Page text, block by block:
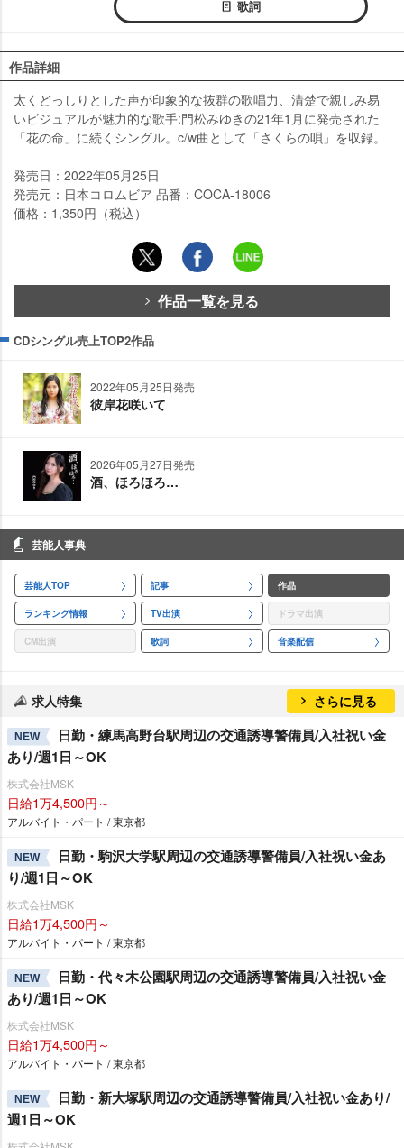
歌詞
作品詳細
太くどっしりとした声が印象的な抜群の歌唱力、清楚で親しみ易
いビジュアルが魅力的な歌手:門松みゆきの21年1月に発売された
「花の命」に続くシングル。c/w曲として「さくらの唄」を収録。
発売日：2022年05月25日
発売元：日本コロムビア 品番：COCA-18006
価格：1,350円（税込）
作品一覧を見る
CDシングル売上TOP2作品
2022年05月25日発売
彼岸花咲いて
2026年05月27日発売
酒、ほろほろ…
芸能人事典
芸能人TOP 記事 作品
ランキング情報 TV出演 ドラマ出演
CM出演 歌詞 音楽配信
求人特集 さらに見る
NEW
日勤・練馬高野台駅周辺の交通誘導警備員/入社祝い金
あり/週1日～OK
株式会社MSK
日給1万4,500円～
アルバイト・パート / 東京都
NEW
日勤・駒沢大学駅周辺の交通誘導警備員/入社祝い金あ
り/週1日～OK
株式会社MSK
日給1万4,500円～
アルバイト・パート / 東京都
NEW
日勤・代々木公園駅周辺の交通誘導警備員/入社祝い金
あり/週1日～OK
株式会社MSK
日給1万4,500円～
アルバイト・パート / 東京都
NEW
日勤・新大塚駅周辺の交通誘導警備員/入社祝い金あり/
週1日～OK